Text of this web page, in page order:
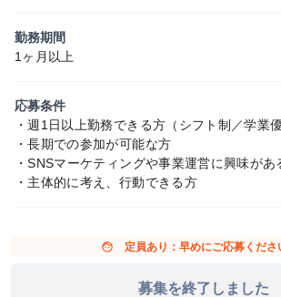
勤務期間
1ヶ月以上
応募条件
・週1日以上勤務できる方（シフト制／学業
・長期での参加が可能な方
・SNSマーケティングや事業運営に興味があ
・主体的に考え、行動できる方
face 定員あり：早めにご応募くださ
募集を終了しました